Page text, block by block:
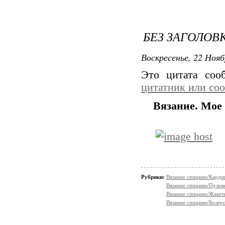
БЕЗ
Воскресенье, 22
Это цитата
цитатник или
Вязание. Мое
Рубрики: Вязание спицами/
Вязание спицами/
Вязание спицами/
Вязание спицами/